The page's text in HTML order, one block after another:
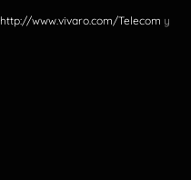
http://www.vivaro.com/Telecom y